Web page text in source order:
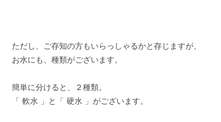
ただし、ご存知の方もいらっしゃるかと存じますが、
お水にも、種類がございます。
簡単に分けると、２種類。
「 軟水 」と「 硬水 」がございます。